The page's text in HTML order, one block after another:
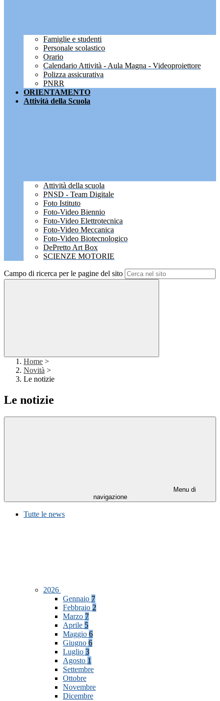
Famiglie e studenti
Personale scolastico
Orario
Calendario Attività - Aula Magna - Videoproiettore
Polizza assicurativa
PNRR
ORIENTAMENTO
Attività della Scuola
Attività della scuola
PNSD - Team Digitale
Foto Istituto
Foto-Video Biennio
Foto-Video Elettrotecnica
Foto-Video Meccanica
Foto-Video Biotecnologico
DePretto Art Box
SCIENZE MOTORIE
Campo di ricerca per le pagine del sito
Home >
Novità >
Le notizie
Le notizie
Menu di
navigazione
Tutte le news
2026
Gennaio 7
Febbraio 2
Marzo 7
Aprile 5
Maggio 6
Giugno 6
Luglio 3
Agosto 1
Settembre
Ottobre
Novembre
Dicembre